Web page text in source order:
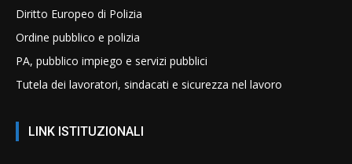
Diritto Europeo di Polizia
Ordine pubblico e polizia
PA, pubblico impiego e servizi pubblici
Tutela dei lavoratori, sindacati e sicurezza nel lavoro
LINK ISTITUZIONALI